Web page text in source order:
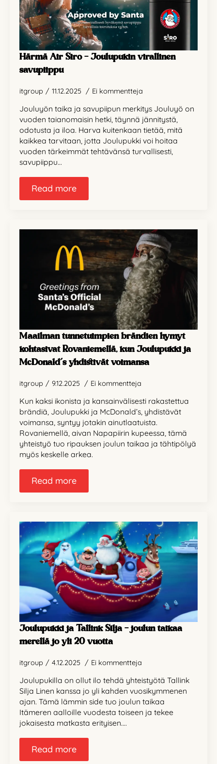
Härmä Air Siro – Joulupukin virallinen
savupiippu
itgroup 11.12.2025 Ei kommentteja
Jouluyön taika ja savupiipun merkitys Jouluyö on
vuoden taianomaisin hetki, täynnä jännitystä,
odotusta ja iloa. Harva kuitenkaan tietää, mitä
kaikkea tarvitaan, jotta Joulupukki voi hoitaa
vuoden tärkeimmät tehtävänsä turvallisesti,
savupiippu…
Read more
Maailman tunnetuimpien brändien hymyt
kohtasivat Rovaniemellä, kun Joulupukki ja
McDonald’s yhdistivät voimansa
itgroup 9.12.2025 Ei kommentteja
Kun kaksi ikonista ja kansainvälisesti rakastettua
brändiä, Joulupukki ja McDonald’s, yhdistävät
voimansa, syntyy jotakin ainutlaatuista.
Rovaniemellä, aivan Napapiirin kupeessa, tämä
yhteistyö tuo ripauksen joulun taikaa ja tähtipölyä
myös keskelle arkea.
Read more
Joulupukki ja Tallink Silja – joulun taikaa
merellä jo yli 20 vuotta
itgroup 4.12.2025 Ei kommentteja
Joulupukilla on ollut ilo tehdä yhteistyötä Tallink
Silja Linen kanssa jo yli kahden vuosikymmenen
ajan. Tämä lämmin side tuo joulun taikaa
Itämeren aalloille vuodesta toiseen ja tekee
jokaisesta matkasta erityisen.…
Read more